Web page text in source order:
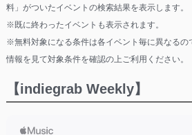
料」がついたイベントの検索結果を表示します。
※既に終わったイベントも表示されます。
※無料対象になる条件は各イベント毎に異なるの
情報を見て対象条件を確認の上ご利用ください。
【indiegrab Weekly】